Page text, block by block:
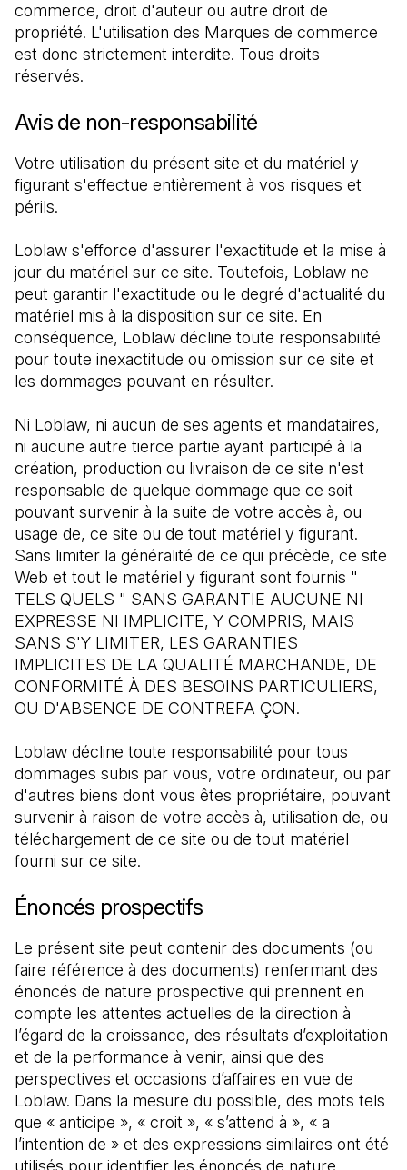
commerce, droit d'auteur ou autre droit de
propriété. L'utilisation des Marques de commerce
est donc strictement interdite. Tous droits
réservés.
Avis de non-responsabilité
Votre utilisation du présent site et du matériel y
figurant s'effectue entièrement à vos risques et
périls.
Loblaw s'efforce d'assurer l'exactitude et la mise à
jour du matériel sur ce site. Toutefois, Loblaw ne
peut garantir l'exactitude ou le degré d'actualité du
matériel mis à la disposition sur ce site. En
conséquence, Loblaw décline toute responsabilité
pour toute inexactitude ou omission sur ce site et
les dommages pouvant en résulter.
Ni Loblaw, ni aucun de ses agents et mandataires,
ni aucune autre tierce partie ayant participé à la
création, production ou livraison de ce site n'est
responsable de quelque dommage que ce soit
pouvant survenir à la suite de votre accès à, ou
usage de, ce site ou de tout matériel y figurant.
Sans limiter la généralité de ce qui précède, ce site
Web et tout le matériel y figurant sont fournis "
TELS QUELS " SANS GARANTIE AUCUNE NI
EXPRESSE NI IMPLICITE, Y COMPRIS, MAIS
SANS S'Y LIMITER, LES GARANTIES
IMPLICITES DE LA QUALITÉ MARCHANDE, DE
CONFORMITÉ À DES BESOINS PARTICULIERS,
OU D'ABSENCE DE CONTREFA ÇON.
Loblaw décline toute responsabilité pour tous
dommages subis par vous, votre ordinateur, ou par
d'autres biens dont vous êtes propriétaire, pouvant
survenir à raison de votre accès à, utilisation de, ou
téléchargement de ce site ou de tout matériel
fourni sur ce site.
Énoncés prospectifs
Le présent site peut contenir des documents (ou
faire référence à des documents) renfermant des
énoncés de nature prospective qui prennent en
compte les attentes actuelles de la direction à
l’égard de la croissance, des résultats d’exploitation
et de la performance à venir, ainsi que des
perspectives et occasions d’affaires en vue de
Loblaw. Dans la mesure du possible, des mots tels
que « anticipe », « croit », « s’attend à », « a
l’intention de » et des expressions similaires ont été
utilisés pour identifier les énoncés de nature